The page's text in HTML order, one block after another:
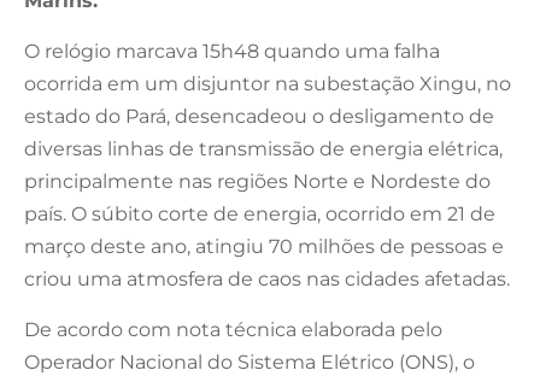
O relógio marcava 15h48 quando uma falha
ocorrida em um disjuntor na subestação Xingu, no
estado do Pará, desencadeou o desligamento de
diversas linhas de transmissão de energia elétrica,
principalmente nas regiões Norte e Nordeste do
país. O súbito corte de energia, ocorrido em 21 de
março deste ano, atingiu 70 milhões de pessoas e
criou uma atmosfera de caos nas cidades afetadas.
De acordo com nota técnica elaborada pelo
Operador Nacional do Sistema Elétrico (ONS), o